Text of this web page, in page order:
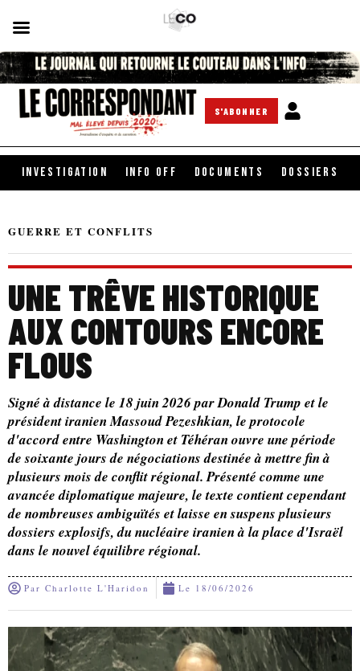
S'ABONNER
INVESTIGATION INFO OFF DOCUMENTS DOSSIERS
GUERRE ET CONFLITS
UNE TRÊVE HISTORIQUE
AUX CONTOURS ENCORE
FLOUS
Signé à distance le 18 juin 2026 par Donald Trump et le
président iranien Massoud Pezeshkian, le protocole
d'accord entre Washington et Téhéran ouvre une période
de soixante jours de négociations destinée à mettre fin à
plusieurs mois de conflit régional. Présenté comme une
avancée diplomatique majeure, le texte contient cependant
de nombreuses ambiguïtés et laisse en suspens plusieurs
dossiers explosifs, du nucléaire iranien à la place d'Israël
dans le nouvel équilibre régional.
Par Charlotte L'Haridon Le 18/06/2026